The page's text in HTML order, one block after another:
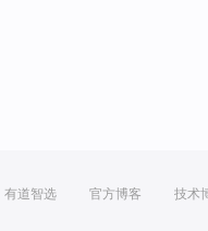
有道智选 官方博客 技术